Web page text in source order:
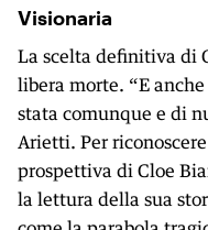
Visionaria
La scelta definitiva di
libera morte. “E
stata comunque e di
Arietti. Per
prospettiva di Cloe
la lettura della sua